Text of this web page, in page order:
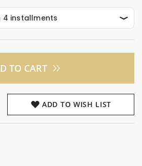
TO CART
ADD TO WISH LIST